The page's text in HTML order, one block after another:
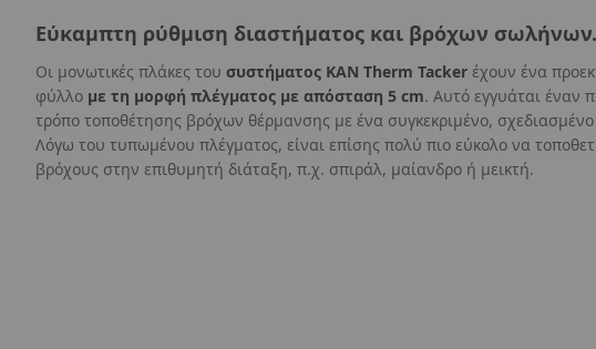
Εύκαμπτη ρύθμιση διαστήματος και βρόχων σωλήνων.
Οι μονωτικές πλάκες του συστήματος KAN Therm Tacker έχουν ένα
φύλλο με τη μορφή πλέγματος με απόσταση 5 cm. Αυτό εγγυάται έναν
τρόπο τοποθέτησης βρόχων θέρμανσης με ένα συγκεκριμένο,
Λόγω του τυπωμένου πλέγματος, είναι επίσης πολύ πιο εύκολο να
βρόχους στην επιθυμητή διάταξη, π.χ. σπιράλ, μαίανδρο ή μεικτή.